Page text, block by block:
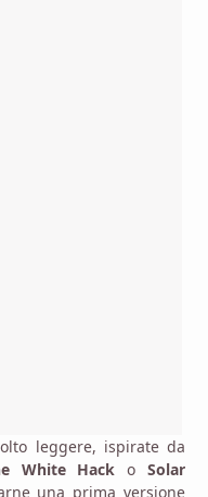
leggere, ispirate da
White Hack oSolar
una prima versione